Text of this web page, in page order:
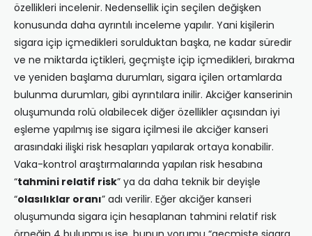
özellikleri incelenir. Nedensellik için seçilen değişken
konusunda daha ayrıntılı inceleme yapılır. Yani kişilerin
sigara içip içmedikleri sorulduktan başka, ne kadar süredir
ve ne miktarda içtikleri, geçmişte içip içmedikleri, bırakma
ve yeniden başlama durumları, sigara içilen ortamlarda
bulunma durumları, gibi ayrıntılara inilir. Akciğer kanserinin
oluşumunda rolü olabilecek diğer özellikler açısından iyi
eşleme yapılmış ise sigara içilmesi ile akciğer kanseri
arasındaki ilişki risk hesapları yapılarak ortaya konabilir.
Vaka-kontrol araştırmalarında yapılan risk hesabına
“tahmini relatif risk” ya da daha teknik bir deyişle
“olasılıklar oranı” adı verilir. Eğer akciğer kanseri
oluşumunda sigara için hesaplanan tahmini relatif risk